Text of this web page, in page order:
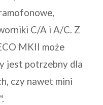
C/A i A/C. Z
MKII może
jest potrzebny dla
czy nawet mini